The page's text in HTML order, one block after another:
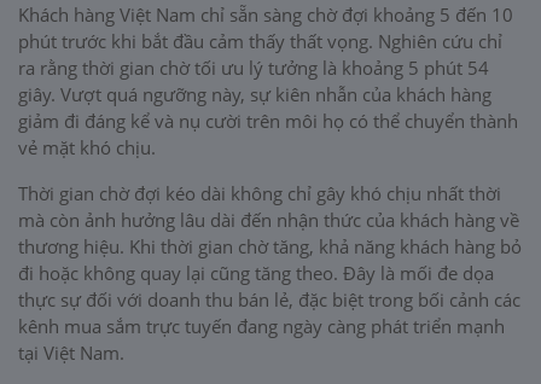
Khách hàng Việt Nam chỉ sẵn sàng chờ đợi khoảng 5 đến 10
phút trước khi bắt đầu cảm thấy thất vọng. Nghiên cứu chỉ
ra rằng thời gian chờ tối ưu lý tưởng là khoảng 5 phút 54
giây. Vượt quá ngưỡng này, sự kiên nhẫn của khách hàng
giảm đi đáng kể và nụ cười trên môi họ có thể chuyển thành
vẻ mặt khó chịu.
Thời gian chờ đợi kéo dài không chỉ gây khó chịu nhất thời
mà còn ảnh hưởng lâu dài đến nhận thức của khách hàng về
thương hiệu. Khi thời gian chờ tăng, khả năng khách hàng bỏ
đi hoặc không quay lại cũng tăng theo. Đây là mối đe dọa
thực sự đối với doanh thu bán lẻ, đặc biệt trong bối cảnh các
kênh mua sắm trực tuyến đang ngày càng phát triển mạnh
tại Việt Nam.